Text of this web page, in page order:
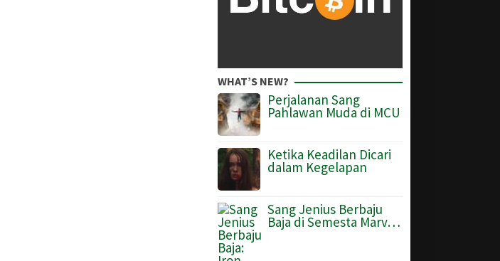
WHAT’S NEW?
Perjalanan Sang
Pahlawan Muda di MCU
Ketika Keadilan Dicari
dalam Kegelapan
Sang Jenius Berbaju
Baja di Semesta Marv…